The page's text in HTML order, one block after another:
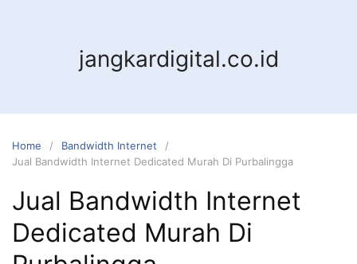
jangkardigital.co.id
Home
Bandwidth Internet
Jual Bandwidth Internet Dedicated Murah Di Purbalingga
Jual Bandwidth Internet
Dedicated Murah Di